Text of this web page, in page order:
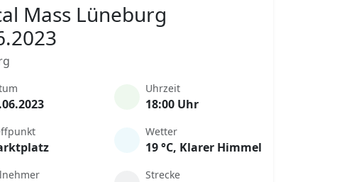
Mass Lüneburg
Uhrzeit
18:00 Uhr
Wetter
19 °C, Klarer Himmel
Strecke